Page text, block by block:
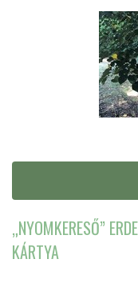
„NYOMKERESŐ”
KÁRTYA